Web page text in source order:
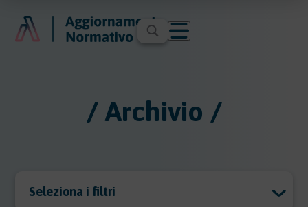
/ Archivio /
Seleziona i filtri